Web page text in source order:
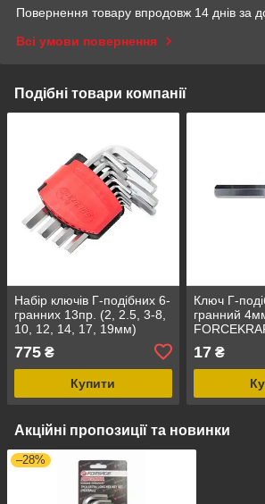
Повернення товару впродовж 14 днів за
Всі умови повернення
Подібні товари компанії
Набір ключів Г-подібних 6-
гранних 13пр. (2, 2.5, 3-8,
10, 12, 14, 17, 19мм)
775 ₴
Купити
Ключ Г-
гранний
17₴
Акційні пропозиції та новинки
–28%